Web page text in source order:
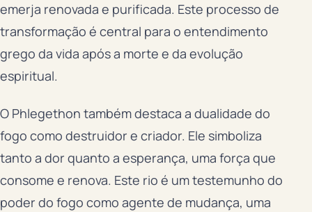
emerja renovada e purificada. Este processo de
transformação é central para o entendimento
grego da vida após a morte e da evolução
espiritual.
O Phlegethon também destaca a dualidade do
fogo como destruidor e criador. Ele simboliza
tanto a dor quanto a esperança, uma força que
consome e renova. Este rio é um testemunho do
poder do fogo como agente de mudança, uma